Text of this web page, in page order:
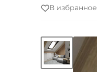
В избранное